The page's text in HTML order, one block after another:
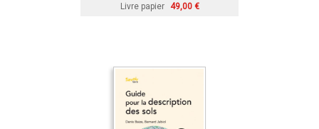
Livre papier 49,00 €